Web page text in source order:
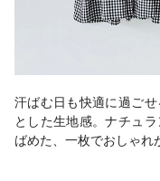
汗ばむ日も快適に過ご
とした生地感。ナチュ
ばめた、一枚でおしゃれ